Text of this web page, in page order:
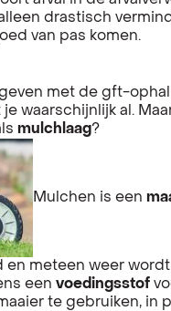
drastisch
van pas komen.
met de gft-
waarschijnlijk al.
mulchlaag?
Mulchen is een
meteen weer
een voedingsstof
te gebruiken, in